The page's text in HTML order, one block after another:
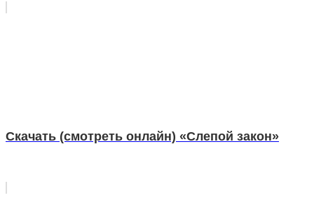
Скачать (смотреть онлайн) «Слепой закон»